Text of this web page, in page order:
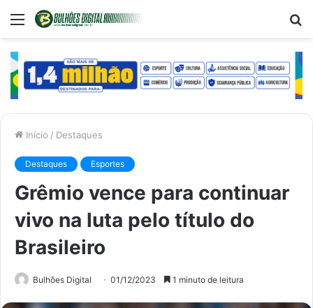
Menu
Início / Destaques
Destaques Esportes
Grêmio vence para continuar
vivo na luta pelo título do
Brasileiro
Bulhões Digital 01/12/2023 1 minuto de leitura